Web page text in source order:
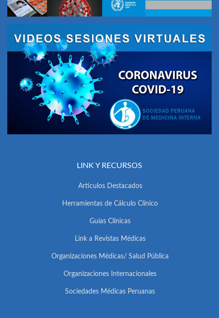
LINK Y RECURSOS
Artículos Destacados
Herramientas de Cálculo Clínico
Guías Clínicas
Link a Revistas Médicas
Organizaciones Médicas/ Salud Pública
Organizaciones Internacionales
Sociedades Médicas Peruanas